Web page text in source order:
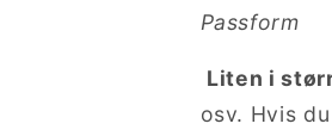
Passform
Liten i
osv. Hvis